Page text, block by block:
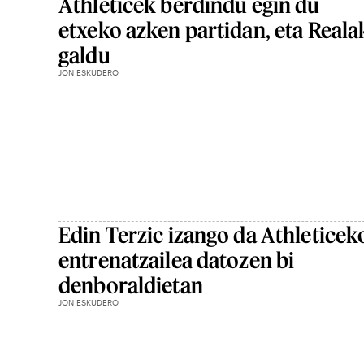
etxeko azken partidan, eta
galdu
JON ESKUDERO
Edin Terzic izango da
entrenatzailea datozen bi
denboraldietan
JON ESKUDERO